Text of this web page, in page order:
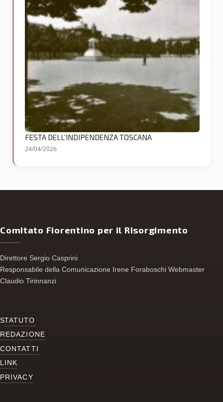
FESTA DELL’INDIPENDENZA TOSCANA
24/04/2026
Comitato Fiorentino per il Risorgimento
Direttore Sergio Casprini
Responsabile della Comunicazione Irene Foraboschi Webmaster
Claudio Tirinnanzi
STATUTO
REDAZIONE
CONTATTI
LINK
PRIVACY